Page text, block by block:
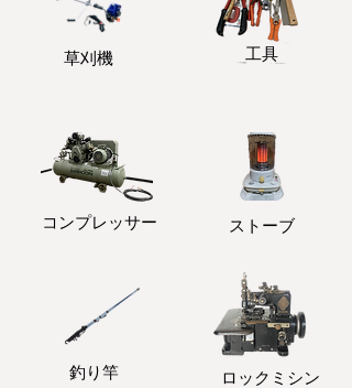
​草刈機 ​工具
コンプレッサー ストーブ
釣り竿 ロックミシン